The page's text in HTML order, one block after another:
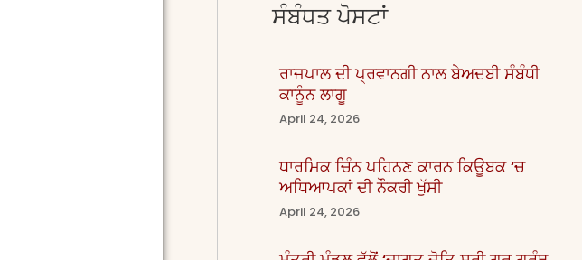
ਸੰਬੰਧਤ ਪੋਸਟਾਂ
ਰਾਜਪਾਲ ਦੀ ਪ੍ਰਵਾਨਗੀ ਨਾਲ ਬੇਅਦਬੀ ਸੰਬੰਧੀ
ਕਾਨੂੰਨ ਲਾਗੂ
April 24, 2026
ਧਾਰਮਿਕ ਚਿੰਨ ਪਹਿਨਣ ਕਾਰਨ ਕਿਊਬਕ ‘ਚ
ਅਧਿਆਪਕਾਂ ਦੀ ਨੌਕਰੀ ਖੁੱਸੀ
April 24, 2026